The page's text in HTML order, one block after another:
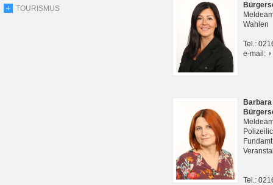
TOURISMUS
Wahlen
Tel.:
e-mail:
Tel.: